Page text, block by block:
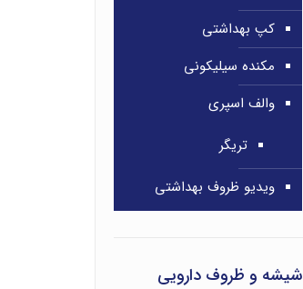
کپ بهداشتی
مکنده سیلیکونی
والف اسپری
تریگر
ویدیو ظروف بهداشتی
شیشه و ظروف دارویی